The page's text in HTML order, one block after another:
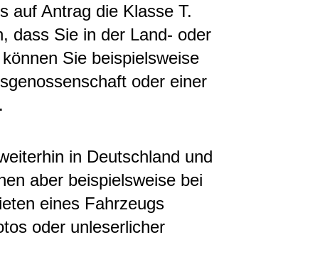
auf Antrag die Klasse T.
dass Sie in der Land- oder
Sie beispielsweise
oder einer
in Deutschland und
aber beispielsweise bei
eines Fahrzeugs
oder unleserlicher